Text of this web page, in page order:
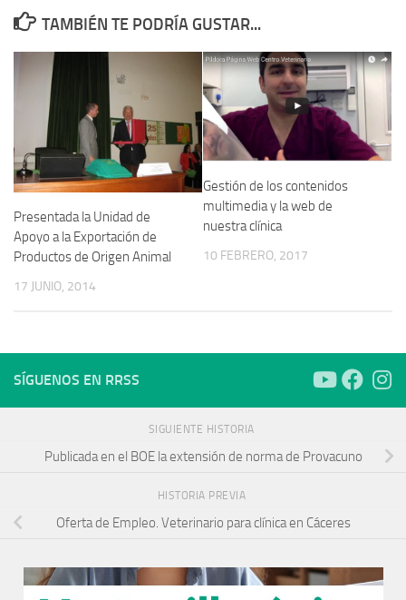
TAMBIÉN TE PODRÍA GUSTAR...
Presentada la Unidad de
Apoyo a la Exportación de
Productos de Origen Animal
17 JUNIO, 2014
Gestión de los contenidos
multimedia y la web de
nuestra clínica
10 FEBRERO, 2017
SÍGUENOS EN RRSS
SIGUIENTE HISTORIA
Publicada en el BOE la extensión de norma de Provacuno
HISTORIA PREVIA
Oferta de Empleo. Veterinario para clínica en Cáceres